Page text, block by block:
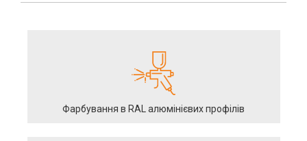
Фарбування в RAL алюмінієвих профілів